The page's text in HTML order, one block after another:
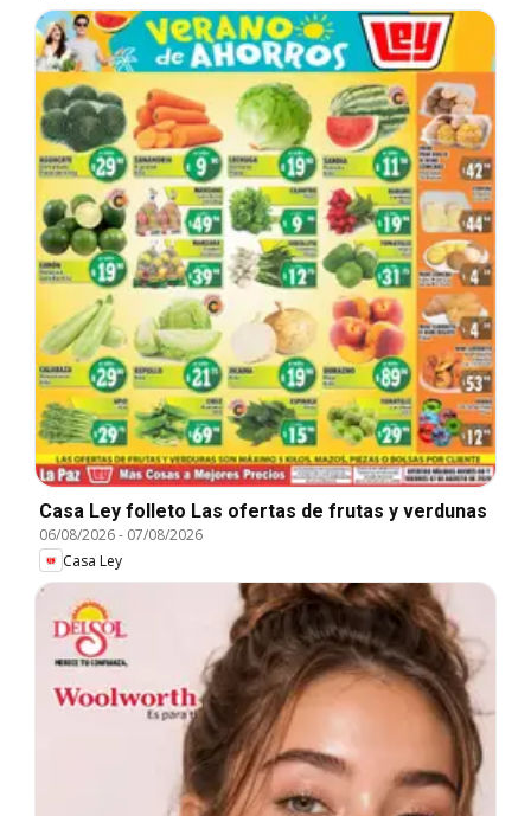
Casa Ley folleto Las ofertas de frutas y verdunas
06/08/2026- 07/08/2026
Casa Ley